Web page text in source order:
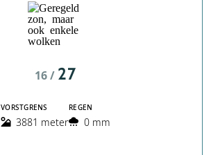
16 / 27
VORSTGRENS
3881 meter
REGEN
0 mm